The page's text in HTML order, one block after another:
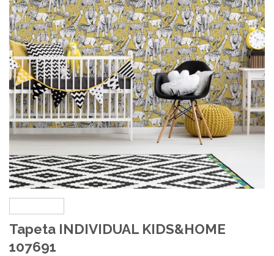
Tapeta INDIVIDUAL KIDS&HOME
107691